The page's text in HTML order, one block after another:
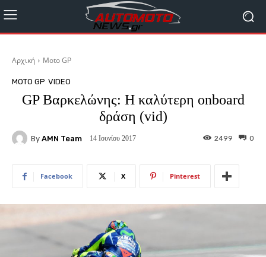
Αρχική Moto GP
MOTO GP VIDEO
GP Βαρκελώνης: Η καλύτερη onboard
δράση (vid)
By AMN Team 14 Ιουνίου 2017 0
2499
Facebook X Pinterest